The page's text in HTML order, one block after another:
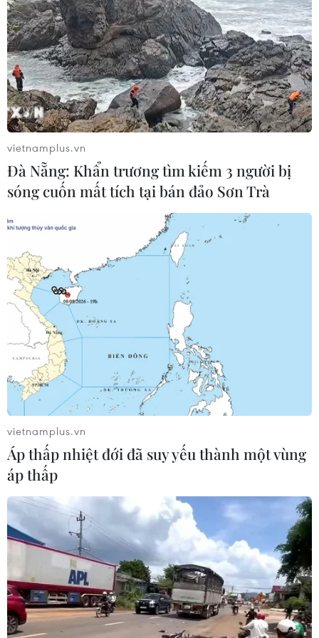
Quốc hội
07/08/2026 00:25
Mexico triển khai hàng nghìn binh sỹ
bảo vệ các vùng trồng bơ trọng điểm
07/08/2026 00:09
Mỹ: Lãi suất thế chấp tăng lên mức
cao nhất kể từ tháng Bảy năm ngoái
07/08/2026 00:05
Mỹ siết chặt quyền công dân theo nơi
sinh, mở rộng chống “du lịch sinh
con”
06/08/2026 22:59
Bộ Ngoại giao Mỹ mở rộng kiểm tra
mạng xã hội đối với đương đơn xin
06/08/2026 22:52
Chủ tịch Quốc hội Trần Thanh Mẫn
tiếp Đại sứ Hoa Kỳ Jennifer Wicks
06/08/2026 13:43
Tổng thống Trump bác tin Mỹ thiếu
hụt vũ khí vì chiến dịch Trung Đông
06/08/2026 09:40
vietnamplus.vn
Đà Nẵng: Khẩn trương tìm kiếm 3 người bị
sóng cuốn mất tích tại bán đảo Sơn Trà
vietnamplus.vn
Áp thấp nhiệt đới đã suy yếu thành một vùng
áp thấp